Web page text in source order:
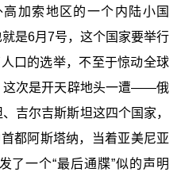
加索地区的一个内陆小国
是6月7号，这个国家要举行
口的选举，不至于惊动全球
这次是开天辟地头一遭——俄
吉尔吉斯斯坦这四个国家，
都阿斯塔纳，当着亚美尼亚
了一个“最后通牒”似的声明